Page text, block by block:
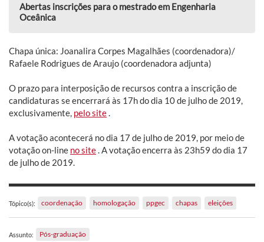
Abertas inscrições para o mestrado em Engenharia
Oceânica
Chapa única: Joanalira Corpes Magalhães (coordenadora)/
Rafaele Rodrigues de Araujo (coordenadora adjunta)
O prazo para interposição de recursos contra a inscrição de
candidaturas se encerrará às 17h do dia 10 de julho de 2019,
exclusivamente, pelo site
A votação acontecerá no dia 17 de julho de 2019, por meio de
votação on-line no site . A votação encerra às 23h59 do dia 17
de julho de 2019.
Tópico(s): coordenação homologação ppgec chapas eleições
Assunto: Pós-graduação